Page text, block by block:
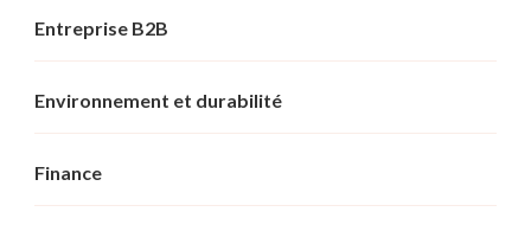
Entreprise B2B
Environnement et durabilité
Finance